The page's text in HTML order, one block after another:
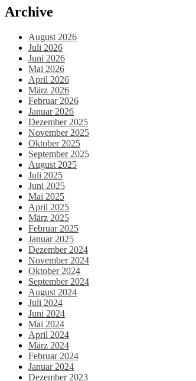
Archive
August 2026
Juli 2026
Juni 2026
Mai 2026
April 2026
März 2026
Februar 2026
Januar 2026
Dezember 2025
November 2025
Oktober 2025
September 2025
August 2025
Juli 2025
Juni 2025
Mai 2025
April 2025
März 2025
Februar 2025
Januar 2025
Dezember 2024
November 2024
Oktober 2024
September 2024
August 2024
Juli 2024
Juni 2024
Mai 2024
April 2024
März 2024
Februar 2024
Januar 2024
Dezember 2023